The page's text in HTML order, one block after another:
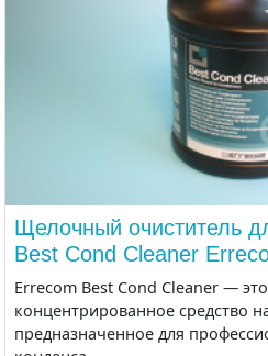
Щелочный очиститель
Best Cond Cleaner
Errecom Best Cond Cleaner —
концентрированное средство
предназначенное для